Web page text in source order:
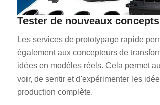
Tester de nouveaux concepts
Les services de prototypage rapide
également aux concepteurs de
idées en modèles réels. Cela permet
voir, de sentir et d'expérimenter les
production complète.